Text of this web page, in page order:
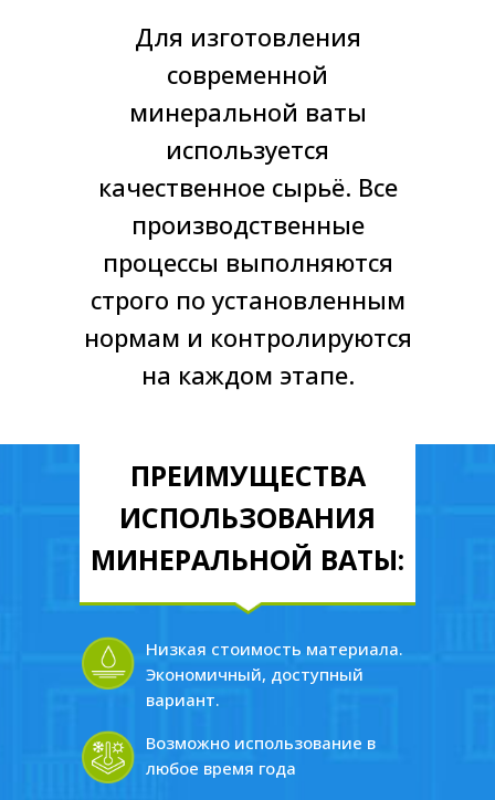
Для изготовления
современной
минеральной ваты
используется
качественное сырьё. Все
производственные
процессы выполняются
строго по установленным
нормам и контролируются
на каждом этапе.
ПРЕИМУЩЕСТВА
ИСПОЛЬЗОВАНИЯ
МИНЕРАЛЬНОЙ ВАТЫ:
Низкая стоимость материала.
Экономичный, доступный
вариант.
Возможно использование в
любое время года